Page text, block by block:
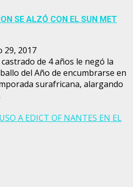
SE ALZÓ CON EL SUN MET
29, 2017
de 4 años le negó la
del Año de encumbrarse en
surafricana, alargando
A EDICT OF NANTES EN EL